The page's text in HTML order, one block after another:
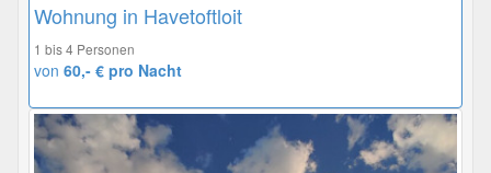
Wohnung in Havetoftloit
1 bis 4 Personen
von 60,- € pro Nacht